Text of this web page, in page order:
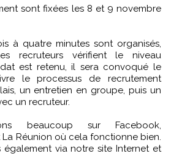
sont fixées les 8 et 9 novembre
à quatre minutes sont organisés,
recruteurs vérifient le niveau
est retenu, il sera convoqué le
le processus de recrutement
un entretien en groupe, puis un
un recruteur.
beaucoup sur Facebook,
Réunion où cela fonctionne bien.
également via notre site Internet et